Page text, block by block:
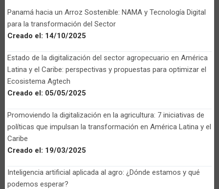
Panamá hacia un Arroz Sostenible: NAMA y Tecnología Digital
para la transformación del Sector
Creado el: 14/10/2025
Estado de la digitalización del sector agropecuario en América
Latina y el Caribe: perspectivas y propuestas para optimizar el
Ecosistema Agtech
Creado el: 05/05/2025
Promoviendo la digitalización en la agricultura: 7 iniciativas de
políticas que impulsan la transformación en América Latina y el
Caribe
Creado el: 19/03/2025
Inteligencia artificial aplicada al agro: ¿Dónde estamos y qué
podemos esperar?